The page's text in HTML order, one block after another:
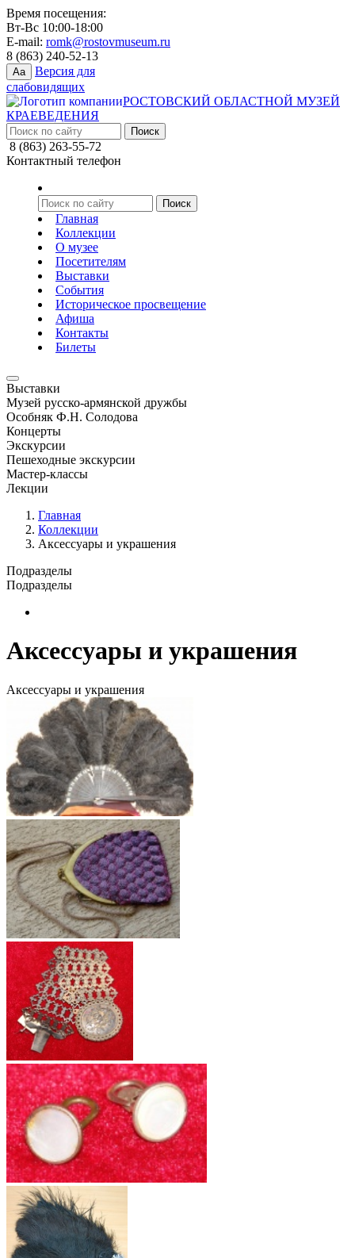
Время посещения:
Вт-Вс 10:00-18:00
E-mail: romk@rostovmuseum.ru
8 (863) 240-52-13
Aa
Версия для
слабовидящих
РОСТОВСКИЙ ОБЛАСТНОЙ МУЗЕЙ
КРАЕВЕДЕНИЯ
8 (863) 263-55-72
Контактный телефон
Главная
Коллекции
О музее
Посетителям
Выставки
События
Историческое просвещение
Афиша
Контакты
Билеты
Выставки
Музей русско-армянской дружбы
Особняк Ф.Н. Солодова
Концерты
Экскурсии
Пешеходные экскурсии
Мастер-классы
Лекции
Главная
Коллекции
Аксессуары и украшения
Подразделы
Подразделы
Аксессуары и украшения
Аксессуары и украшения